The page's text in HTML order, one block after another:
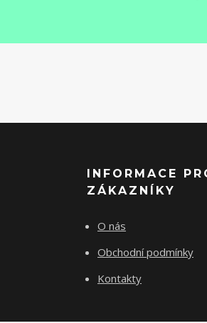
INFORMACE
ZÁKAZNÍKY
O nás
Obchodní podmínky
Kontakty